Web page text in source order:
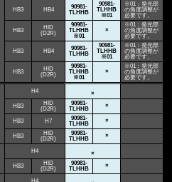
HB3 HB4
90981-
TLHHB
90981-
TLHHB
※01
※01：発光部
の角度調整が
必要です。
HB3
HID
(D2R)
90981-
TLHHB
※01
×
※01：発光部
の角度調整が
必要です。
HB3 HB4
90981-
TLHHB
90981-
TLHHB
※01
※01：発光部
の角度調整が
必要です。
HB3
HID
(D2R)
90981-
TLHHB
※01
×
※01：発光部
の角度調整が
必要です。
H4
×
HB3
HID
(D2R)
90981-
TLHHB
×
HB3 H7
90981-
TLHHB
×
HB3
HID
(D2R)
90981-
TLHHB
×
H4
×
HB3
HID
(D2R)
90981-
TLHHB
×